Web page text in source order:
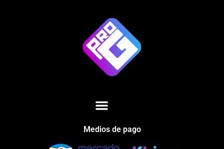
Medios de pago